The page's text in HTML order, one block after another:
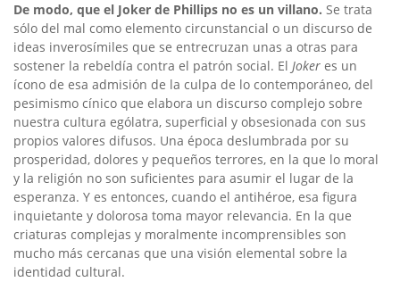
De modo, que el Joker de Phillips no es un villano. Se trata
sólo del mal como elemento circunstancial o un discurso de
ideas inverosímiles que se entrecruzan unas a otras para
sostener la rebeldía contra el patrón social. El Joker es un
ícono de esa admisión de la culpa de lo contemporáneo, del
pesimismo cínico que elabora un discurso complejo sobre
nuestra cultura ególatra, superficial y obsesionada con sus
propios valores difusos. Una época deslumbrada por su
prosperidad, dolores y pequeños terrores, en la que lo moral
y la religión no son suficientes para asumir el lugar de la
esperanza. Y es entonces, cuando el antihéroe, esa figura
inquietante y dolorosa toma mayor relevancia. En la que
criaturas complejas y moralmente incomprensibles son
mucho más cercanas que una visión elemental sobre la
identidad cultural.